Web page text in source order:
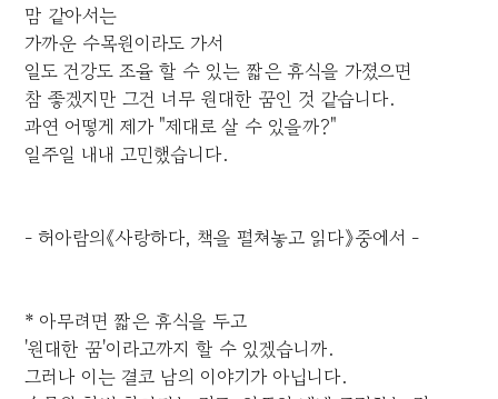
맘 같아서는
가까운 수목원이라도 가서
일도 건강도 조율 할 수 있는 짧은 휴식을 가졌으면
참 좋겠지만 그건 너무 원대한 꿈인 것 같습니다.
과연 어떻게 제가 "제대로 살 수 있을까?"
일주일 내내 고민했습니다.
- 허아람의《사랑하다, 책을 펼쳐놓고 읽다》중에서 -
* 아무려면 짧은 휴식을 두고
'원대한 꿈'이라고까지 할 수 있겠습니까.
그러나 이는 결코 남의 이야기가 아닙니다.